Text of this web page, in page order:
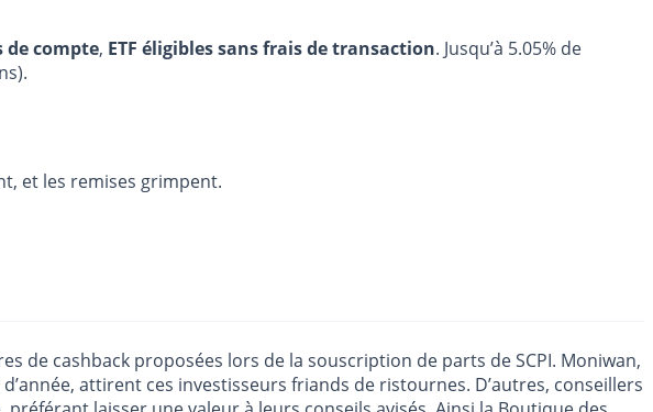
de compte, ETF éligibles sans frais de transaction. Jusqu’à 5.05% de
et les remises grimpent.
de cashback proposées lors de la souscription de parts de SCPI. Moniwan,
attirent ces investisseurs friands de ristournes. D’autres, conseillers